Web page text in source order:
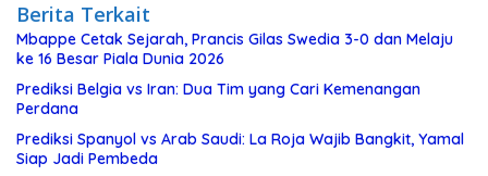
Berita Terkait
Mbappe Cetak Sejarah, Prancis Gilas Swedia 3-0 dan Melaju
ke 16 Besar Piala Dunia 2026
Prediksi Belgia vs Iran: Dua Tim yang Cari Kemenangan
Perdana
Prediksi Spanyol vs Arab Saudi: La Roja Wajib Bangkit, Yamal
Siap Jadi Pembeda